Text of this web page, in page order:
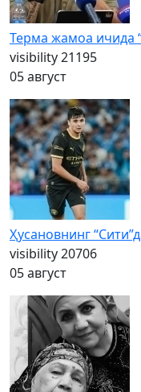
Терма жамоа ичида
visibility21195
05 август
Ҳусановнинг
visibility20706
05 август